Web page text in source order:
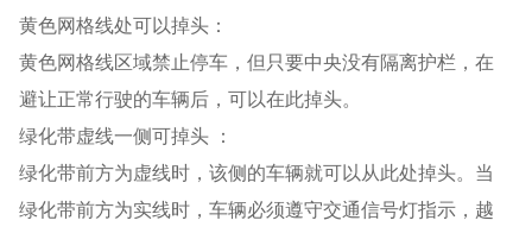
黄色网格线处可以掉头：
黄色网格线区域禁止停车，但只要中央没有隔离护栏，在
避让正常行驶的车辆后，可以在此掉头。
绿化带虚线一侧可掉头 ：
绿化带前方为虚线时，该侧的车辆就可以从此处掉头。当
绿化带前方为实线时，车辆必须遵守交通信号灯指示，越